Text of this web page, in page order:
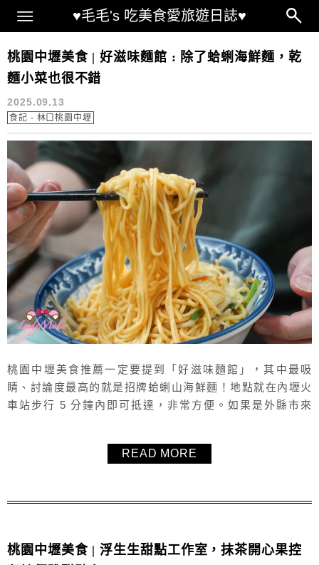
♥毛毛's 吃美食愛旅遊日誌♥
Main Menu
內壢美食
桃園中壢美食 | 好滋味麵館 : 除了蛤蜊海鮮麵，乾
麵小菜也很不錯
2025.09.13
食記 - 林口桃園中壢
桃園中壢美食推薦一定要提到「好滋味麵館」，其中最吸
睛、討論度最高的就是招牌蛤蜊山海鮮麵！地點就在內壢火
車站步行 5 分鐘內即可抵達，非常方便。如果是外縣市來
都吃到。除了必點的海鮮麵外，店內一般乾麵和小菜份量也
READ MORE
桃園中壢美食 | 浮生生甜點工作室，抹茶開心果控